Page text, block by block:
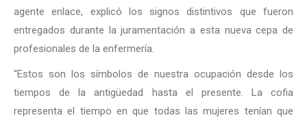
agente enlace, explicó los signos distintivos que fueron
entregados durante la juramentación a esta nueva cepa de
profesionales de la enfermería.
“Estos son los símbolos de nuestra ocupación desde los
tiempos de la antigüedad hasta el presente. La cofia
representa el tiempo en que todas las mujeres tenían que